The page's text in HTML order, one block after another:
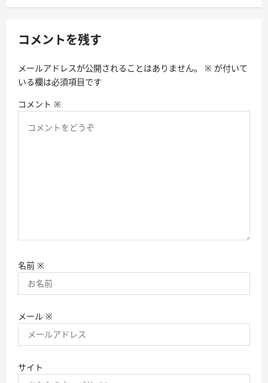
シ
ン
コメントを残す
メールアドレスが公開されることはありません。 ※ が付いて
いる欄は必須項目です
コメント ※
名前 ※
メール ※
サイト